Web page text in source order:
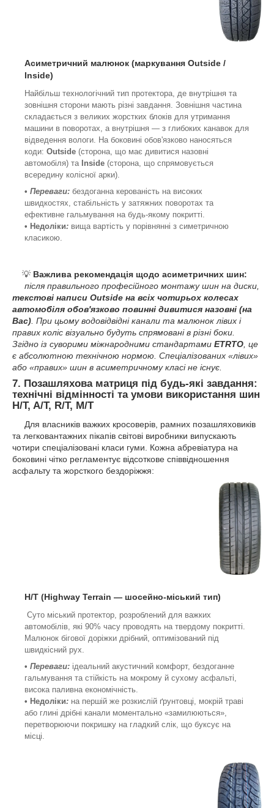
Асиметричний малюнок (маркування Outside /
Inside)
Найбільш технологічний тип протектора, де внутрішня та
зовнішня сторони мають різні завдання. Зовнішня частина
складається з великих жорстких блоків для утримання
машини в поворотах, а внутрішня — з глибоких канавок для
відведення вологи. На боковині обов'язково наносяться
коди: Outside (сторона, що має дивитися назовні
автомобіля) та Inside (сторона, що спрямовується
всередину колісної арки).
• Переваги: бездоганна керованість на високих
швидкостях, стабільність у затяжних поворотах та
ефективне гальмування на будь-якому покритті.
• Недоліки: вища вартість у порівнянні з симетричною
класикою.
💡 Важлива рекомендація щодо асиметричних шин:
після правильного професійного монтажу шин на диски,
текстові написи Outside на всіх чотирьох колесах
автомобіля обов'язково повинні дивитися назовні (на
Вас) . При цьому водовідвідні канали та малюнок лівих і
правих коліс візуально будуть спрямовані в різні боки.
Згідно із суворими міжнародними стандартами ETRTO , це
є абсолютною технічною нормою. Спеціалізованих «лівих»
або «правих» шин в асиметричному класі не існує.
7. Позашляхова матриця під будь-які завдання:
технічні відмінності та умови використання шин
H/T, A/T, R/T, M/T
Для власників важких кросоверів, рамних позашляховиків
та легковантажних пікапів світові виробники випускають
чотири спеціалізовані класи гуми. Кожна абревіатура на
боковині чітко регламентує відсоткове співвідношення
асфальту та жорсткого бездоріжжя:
H/T (Highway Terrain — шосейно-міський тип)
Суто міський протектор, розроблений для важких
автомобілів, які 90% часу проводять на твердому покритті.
Малюнок бігової доріжки дрібний, оптимізований під
швидкісний рух.
• Переваги: ідеальний акустичний комфорт, бездоганне
гальмування та стійкість на мокрому й сухому асфальті,
висока паливна економічність.
• Недоліки: на першій же розкислій ґрунтовці, мокрій траві
або глині дрібні канали моментально «замилюються»,
перетворюючи покришку на гладкий слік, що буксує на
місці.